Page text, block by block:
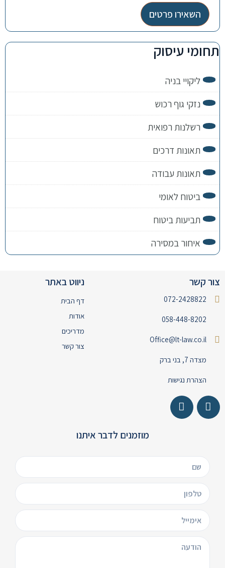
השאירו פרטים
תחומי עיסוק
ליקויי בניה
נזקי גוף רכוש
רשלנות רפואית
תאונות דרכים
תאונות עבודה
ביטוח לאומי
תביעות ביטוח
איחור במסירה
צור קשר
072-2428822
058-448-8202
Office@lt-law.co.il
מצדה 7, בני ברק
הצהרת נגישות
ניווט באתר
דף הבית
אודות
מדריכים
צור קשר
מוזמנים לדבר איתנו